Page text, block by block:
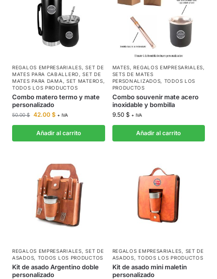
REGALOS EMPRESARIALES,SET DE
MATES PARA CABALLERO ,SET DE
MATES PARA DAMA , SET MATEROS,
TODOS LOS PRODUCTOS
Combo matero termo y mate
personalizado
50.00$ 42.00 $ + IVA
Añadir al carrito
MATES,REGALOS EMPRESARIALES,
SETS DE MATES
PERSONALIZADOS, TODOS LOS
PRODUCTOS
Combo souvenir mate acero
inoxidable y bombilla
9.50 $ + IVA
Añadir al carrito
REGALOS EMPRESARIALES,SET DE
ASADOS, TODOS LOS PRODUCTOS
Kit de asado Argentino doble
personalizado
REGALOS EMPRESARIALES, SET DE
ASADOS,TODOS LOS PRODUCTOS
Kit de asado mini maletin
personalizado